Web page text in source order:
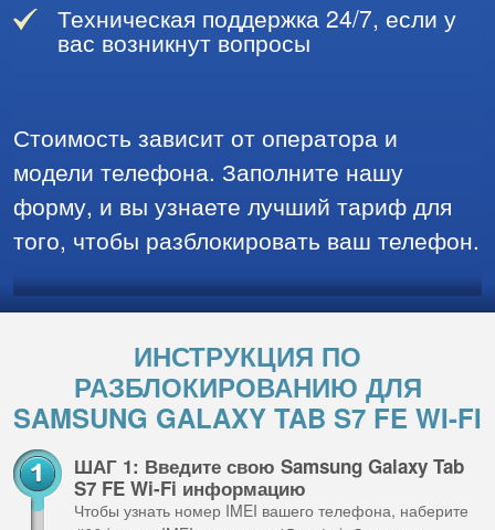
Техническая поддержка 24/7, если у
вас возникнут вопросы
Стоимость зависит от оператора и
модели телефона. Заполните нашу
форму, и вы узнаете лучший тариф для
того, чтобы разблокировать ваш телефон.
ИНСТРУКЦИЯ ПО
РАЗБЛОКИРОВАНИЮ ДЛЯ
SAMSUNG GALAXY TAB S7 FE WI-FI
ШАГ 1: Введите свою Samsung Galaxy Tab
S7 FE Wi-Fi информацию
Чтобы узнать номер IMEI вашего телефона, наберите